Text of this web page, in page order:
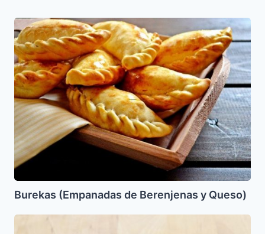
Burekas
(Empanadas
de
Berenjenas
y
Queso)
Burekas (Empanadas de Berenjenas y Queso)
Levadura